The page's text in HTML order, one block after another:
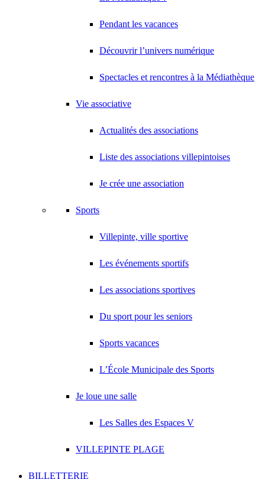
Pendant les vacances
Découvrir l’univers numérique
Spectacles et rencontres à la Médiathèque
Vie associative
Actualités des associations
Liste des associations villepintoises
Je crée une association
Sports
Villepinte, ville sportive
Les événements sportifs
Les associations sportives
Du sport pour les seniors
Sports vacances
L’École Municipale des Sports
Je loue une salle
Les Salles des Espaces V
VILLEPINTE PLAGE
BILLETTERIE